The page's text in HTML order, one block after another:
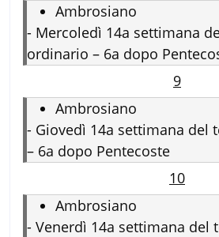
Ambrosiano
- Mercoledì 14a settimana
ordinario – 6a dopo
9
Ambrosiano
- Giovedì 14a settimana del
– 6a dopo Pentecoste
10
Ambrosiano
- Venerdì 14a settimana del